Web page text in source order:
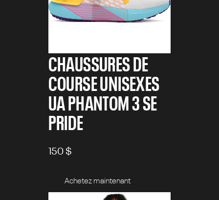
CHAUSSURES DE
COURSE UNISEXES
UA PHANTOM 3 SE
PRIDE
150 $
Achetez maintenant